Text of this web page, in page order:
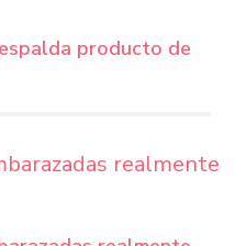
producto de